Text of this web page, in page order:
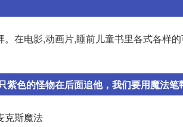
在电影,动画片,睡前儿童书里各式各样
色的怪物在后面追他，我们要用魔法笔
克斯魔法